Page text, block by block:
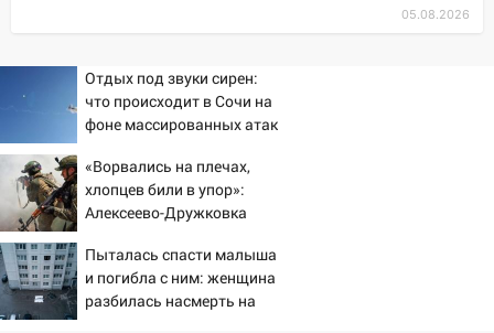
велосипеда
07:18
В Ульяновск идет
тридцатиградусная жара: какая будет
погода в четверг
06:00
Четыре года борьбы: ульяновские
юристы помогли женщине засудить УК
за плесень на стенах
05:00
Кому 6 августа звезды сулят
прибыль, а кому — испытания на
05.08.2026
Отдых под звуки сирен:
что происходит в Сочи на
фоне массированных атак
«Ворвались на плечах,
хлопцев били в упор»:
Алексеево-Дружковка
«птах Мадьяра»
Пыталась спасти малыша
и погибла с ним: женщина
разбилась насмерть на